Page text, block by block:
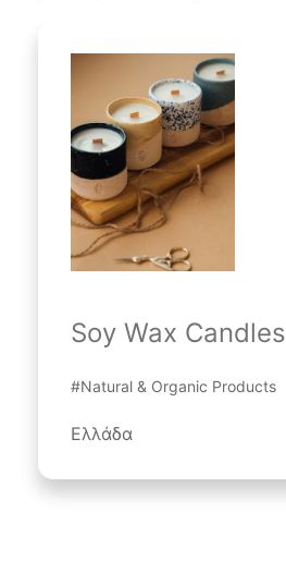
Soy Wax Candles
#Natural & Organic Products
Ελλάδα